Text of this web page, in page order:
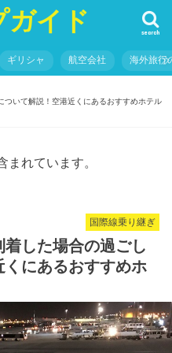
ガイド search
ギリシャ 航空会社 海外旅行
ついて解説！空港近くにあるおすすめホテル
まれています。
国際線乗り継ぎ
着した場合の過ごし
にあるおすすめホ